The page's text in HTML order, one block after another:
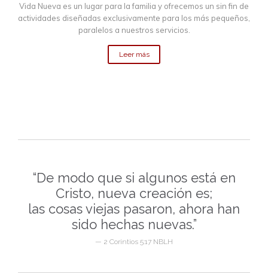
Vida Nueva es un lugar para la familia y ofrecemos un sin fin de
actividades diseñadas exclusivamente para los más pequeños,
paralelos a nuestros servicios.
Leer más
“De modo que si algunos está en
Cristo, nueva creación es;
las cosas viejas pasaron, ahora han
sido hechas nuevas.”
— 2 Corintios 5:17 NBLH